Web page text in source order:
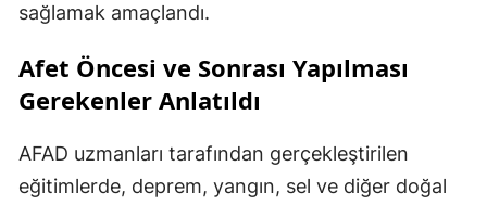
sağlamak amaçlandı.
Afet Öncesi ve Sonrası Yapılması
Gerekenler Anlatıldı
AFAD uzmanları tarafından gerçekleştirilen
eğitimlerde, deprem, yangın, sel ve diğer doğal